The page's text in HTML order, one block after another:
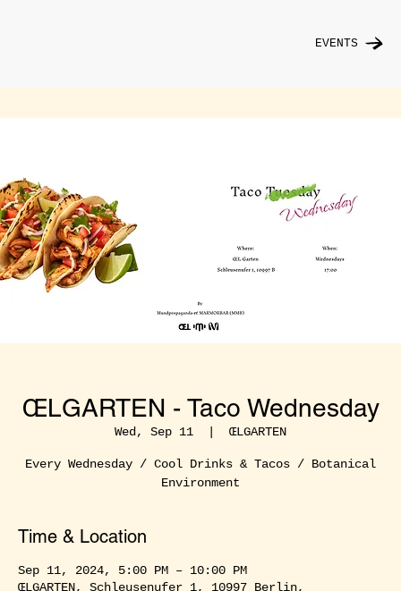
EVENTS
ŒLGARTEN - Taco Wednesday
Wed, Sep 11
  |
ŒLGARTEN
Every Wednesday / Cool Drinks & Tacos / Botanical
Environment
Time & Location
Sep 11, 2024, 5:00 PM – 10:00 PM
ŒLGARTEN, Schleusenufer 1, 10997 Berlin,